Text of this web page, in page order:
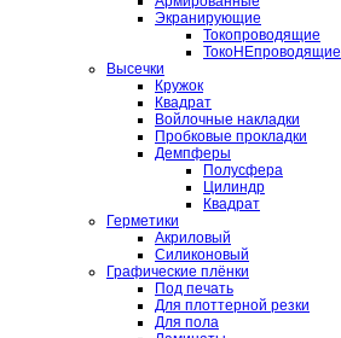
Экранирующие
Токопроводящие
ТокоНЕпроводящие
Высечки
Кружок
Квадрат
Войлочные накладки
Пробковые прокладки
Демпферы
Полусфера
Цилиндр
Квадрат
Герметики
Акриловый
Силиконовый
Графические плёнки
Под печать
Для плоттерной резки
Для пола